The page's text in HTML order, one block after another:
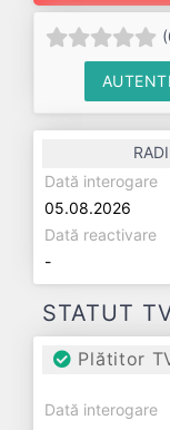
(
Dată interogare
05.08.2026
Dată reactivare
-
STATUT
Plătitor
Dată interogare